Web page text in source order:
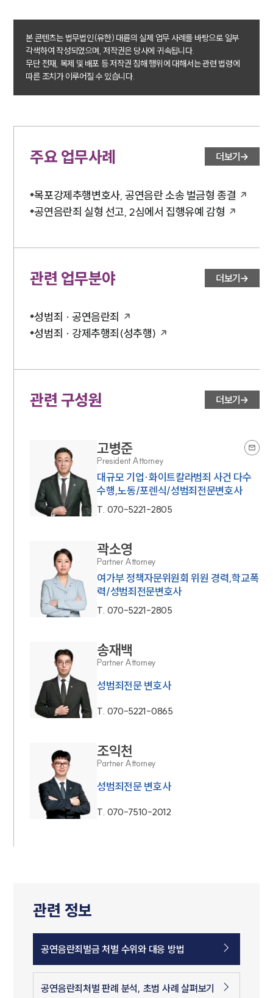
업무분야
성범죄대응부 업무
전체
구성원 소개
성범죄전문변호사
소식/자료
언론보도
공지사항
법률 블로그
세미나
대륜법률상담예약
본 콘텐츠는 법무법인(유한) 대륜의 실제 업무 사례를 바탕으로 일부
각색하여 작성되었으며, 저작권은 당사에 귀속됩니다.
무단 전재, 복제 및 배포 등 저작권 침해 행위에 대해서는 관련 법령에
따른 조치가 이루어질 수 있습니다.
주요 업무사례 더보기
목포강제추행변호사, 공연음란 소송 벌금형 종결
공연음란죄 실형 선고, 2심에서 집행유예 감형
관련 업무분야 더보기
성범죄 · 공연음란죄
성범죄 · 강제추행죄(성추행)
관련 구성원 더보기
고병준
President Attorney
대규모 기업·화이트칼라범죄 사건 다수
수행,노동/포렌식/성범죄전문변호사
T. 070-5221-2805
곽소영
Partner Attorney
여가부 정책자문위원회 위원 경력,학교폭
력/성범죄전문변호사
T. 070-5221-2805
송재백
Partner Attorney
성범죄전문 변호사
T. 070-5221-0865
조익천
Partner Attorney
성범죄전문 변호사
T. 070-7510-2012
관련 정보
공연음란죄벌금 처벌 수위와 대응 방법
공연음란죄처벌 판례 분석, 초범 사례 살펴보기